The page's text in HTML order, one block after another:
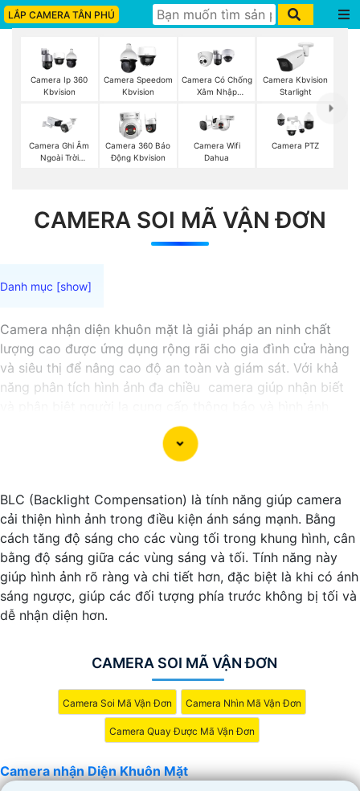
LẮP CAMERA TÂN PHÚ
Camera Ip 360
Kbvision
Camera Speedom
Kbvision
Camera Có Chống
Xâm Nhập
Camera Kbvision
Starlight
Camera Ghi Âm
Ngoài Trời
Camera 360 Báo
Động Kbvision
Camera Wifi
Dahua
Camera PTZ
CAMERA SOI MÃ VẬN ĐƠN
Camera nhận diện khuôn mặt là giải pháp an ninh chất
lượng cao được ứng dụng rộng rãi cho gia đình cửa hàng
và siêu thị để nâng cao độ an toàn và giám sát. Với khả
năng phân tích hình ảnh đa chiều camera giúp nhận biết
chính xác trong thời gian thực. Tính năng này giúp làm
tăng cường an ninh hơn, ngăn chặn các rủi ro tiềm ẩn và
bảo vệ tài sản hiệu quả. Camera nhận diện khuôn mặt còn
hiệu quả và tiện lợi.
BLC (Backlight Compensation) là tính năng giúp camera
cải thiện hình ảnh trong điều kiện ánh sáng mạnh. Bằng
cách tăng độ sáng cho các vùng tối trong khung hình, cân
bằng độ sáng giữa các vùng sáng và tối. Tính năng này
giúp hình ảnh rõ ràng và chi tiết hơn, đặc biệt là khi có ánh
sáng ngược, giúp các đối tượng phía trước không bị tối và
dễ nhận diện hơn.
CAMERA SOI MÃ VẬN ĐƠN
Camera Soi Mã Vận Đơn Camera Nhìn Mã Vận Đơn
Camera Quay Được Mã Vận Đơn
Camera nhận Diện Khuôn Mặt